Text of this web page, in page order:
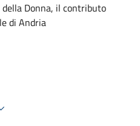
Donna, il contributo
di Andria